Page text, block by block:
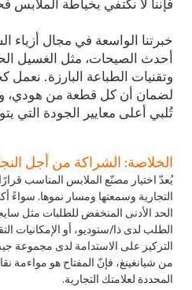
فإننا لا نكتفي بخياطة
خبرتنا الواسعة في مجال أزياء
أحدث الصيحات، مثل الغسيل
وتقنيات الطباعة البارزة. نعمل
لضمان أن كل قطعة من هودي،
تُلبي أعلى معايير الجودة التي
الخلاصة: الشراكة من أجل
يُعدّ اختيار مصنّع الملابس المناسب
التجارية وسمعتها ومسار نموها.
الحد الأدنى المنخفض للطلبات مثل
الطلب لدى ذا/ستوديو، أو الإمكانيات
التركيز على الاستدامة لدى مجموعة
من شيانغينغ، فإنّ المفتاح هو مواءمة
المحددة لعلامتك التجارية.